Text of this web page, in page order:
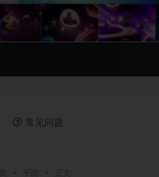
常见问题